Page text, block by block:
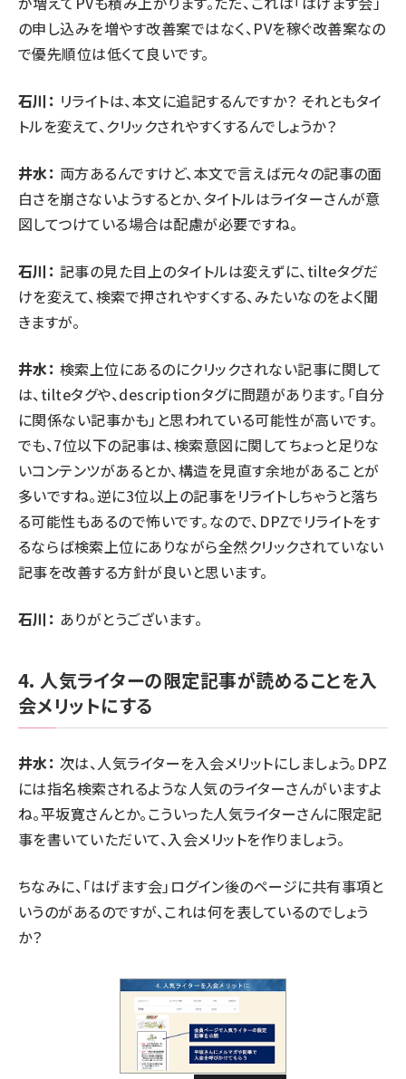
の申し込みを増やす改善案ではなく、PVを稼ぐ改善案なの
で優先順位は低くて良いです。
石川： リライトは、本文に追記するんですか？ それともタイ
トルを変えて、クリックされやすくするんでしょうか？
井水： 両方あるんですけど、本文で言えば元々の記事の面
白さを崩さないようするとか、タイトルはライターさんが意
図してつけている場合は配慮が必要ですね。
石川： 記事の見た目上のタイトルは変えずに、tilteタグだ
けを変えて、検索で押されやすくする、みたいなのをよく聞
きますが。
井水： 検索上位にあるのにクリックされない記事に関して
は、tilteタグや、descriptionタグに問題があります。「自分
に関係ない記事かも」と思われている可能性が高いです。
でも、7位以下の記事は、検索意図に関してちょっと足りな
いコンテンツがあるとか、構造を見直す余地があることが
多いですね。逆に3位以上の記事をリライトしちゃうと落ち
る可能性もあるので怖いです。なので、DPZでリライトをす
るならば検索上位にありながら全然クリックされていない
記事を改善する方針が良いと思います。
石川： ありがとうございます。
4. 人気ライターの限定記事が読めることを入
会メリットにする
井水： 次は、人気ライターを入会メリットにしましょう。DPZ
には指名検索されるような人気のライターさんがいますよ
ね。平坂寛さんとか。こういった人気ライターさんに限定記
事を書いていただいて、入会メリットを作りましょう。
ちなみに、「はげます会」ログイン後のページに共有事項と
いうのがあるのですが、これは何を表しているのでしょう
か？